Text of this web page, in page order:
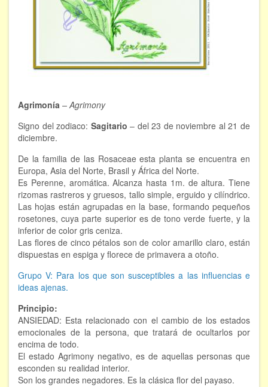
Viaje Astral, Evolución de la conciencia
PRÁCTICO
NOTICIAS Y ENTREVISTAS
TERAPIAS
Aura y energías. Limpieza
Sincroinducción. Entrenamiento mental
Hipnosis clínica
Hipnosis proyectiva
Hipnosis regresiva
Bioenergía. Sanación energética
Relajación y autoprotección
DESCARGAS
Agrimonía – Agrimony
Signo del zodiaco: Sagitario – del 23 de noviembre al 21 de
diciembre.
De la familia de las Rosaceae esta planta se encuentra en
Europa, Asia del Norte, Brasil y África del Norte.
Es Perenne, aromática. Alcanza hasta 1m. de altura. Tiene
rizomas rastreros y gruesos, tallo simple, erguido y cilíndrico.
Las hojas están agrupadas en la base, formando pequeños
rosetones, cuya parte superior es de tono verde fuerte, y la
inferior de color gris ceniza.
Las flores de cinco pétalos son de color amarillo claro, están
dispuestas en espiga y florece de primavera a otoño.
Grupo V: Para los que son susceptibles a las influencias e
ideas ajenas.
Principio:
ANSIEDAD: Esta relacionado con el cambio de los estados
emocionales de la persona, que tratará de ocultarlos por
encima de todo.
El estado Agrimony negativo, es de aquellas personas que
esconden su realidad interior.
Son los grandes negadores. Es la clásica flor del payaso.